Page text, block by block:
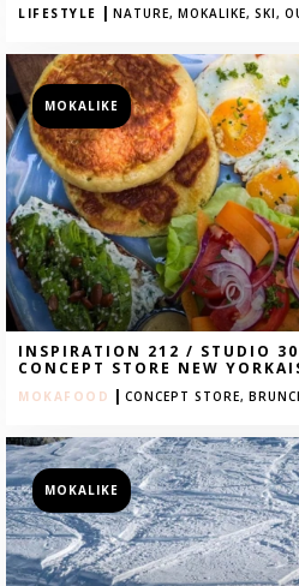
LIFESTYLE | NATURE, MOKALIKE, SKI,
INSPIRATION 212 / STUDIO
CONCEPT STORE NEW
MOKAFOOD | CONCEPT STORE,
MOKALIKE
MOKALIKE